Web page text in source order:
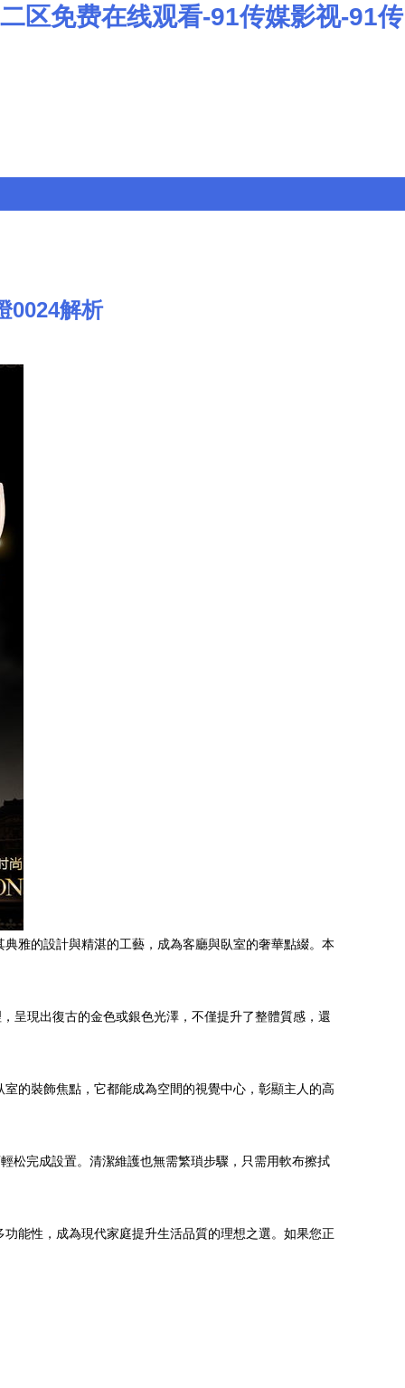
区免费在线观看-91传媒影视-91传
0024解析
雅的設計與精湛的工藝，成為客廳與臥室的奢華點綴。本
呈現出復古的金色或銀色光澤，不僅提升了整體質感，還
的裝飾焦點，它都能成為空間的視覺中心，彰顯主人的高
松完成設置。清潔維護也無需繁瑣步驟，只需用軟布擦拭
能性，成為現代家庭提升生活品質的理想之選。如果您正